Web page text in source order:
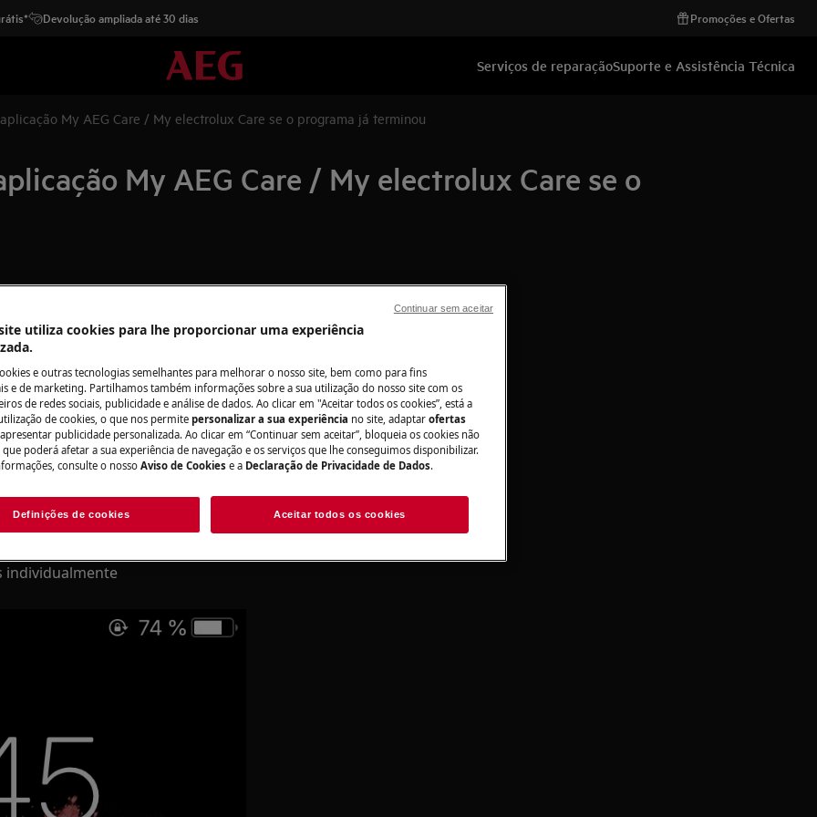
Devolução ampliada até 30 dias Promoções e Ofertas
Serviços de reparaçãoSuporte e Assistência Técnica
My AEG Care / My electrolux Care se o programa já terminou
My AEG Care / My electrolux Care se o
my Electrolux Care notificará
tiver terminado?
Push Notification (PN) *
categorias de notificação
individualmente
utiliza cookies para lhe proporcionar uma experiência
e outras tecnologias semelhantes para melhorar o nosso site, bem como para fins
e de marketing. Partilhamos também informações sobre a sua utilização do nosso site com os
de redes sociais, publicidade e análise de dados. Ao clicar em "Aceitar todos os cookies”, está a
de cookies, o que nos permite personalizar a sua experiência no site, adaptar ofertas
publicidade personalizada. Ao clicar em “Continuar sem aceitar”, bloqueia os cookies não
que poderá afetar a sua experiência de navegação e os serviços que lhe conseguimos disponibilizar.
consulte o nosso Aviso de Cookies e a Declaração de Privacidade de Dados.
Definições de cookies Aceitar todos os cookies
Continuar sem aceitar